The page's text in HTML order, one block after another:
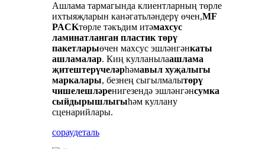
Ашлама тармагында клиентларның төрле
ихтыяҗларын канәгатьләндерү өчен,MF
PACKтөрле тәкъдим итәмахсус
ламинатланган пластик төрү
пакетларыөчен махсус эшләнгәнкаты
ашламалар. Киң кулланылаашлама
җитештерүчеләрһәмавыл хуҗалыгы
маркалары, безнең сыгылмалытөрү
чишелешләренигезендә эшләнгәнсумка
сыйдырышлыгыһәм куллану
сценарийлары.
сораудеталь